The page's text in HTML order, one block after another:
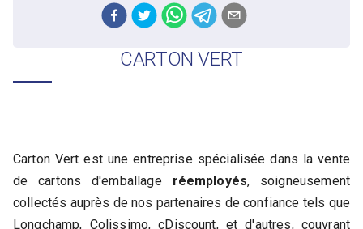
CARTON VERT
Carton Vert est une entreprise spécialisée dans la vente
de cartons d'emballage réemployés, soigneusement
collectés auprès de nos partenaires de confiance tels que
Longchamp, Colissimo, cDiscount, et d'autres, couvrant